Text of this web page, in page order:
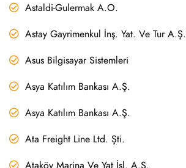
Astaldi-Gulermak A.O.
Astay Gayrimenkul İnş. Yat. Ve Tur A.Ş.
Asus Bilgisayar Sistemleri
Asya Katılım Bankası A.Ş.
Asya Katılım Bankası A.Ş.
Ata Freight Line Ltd. Şti.